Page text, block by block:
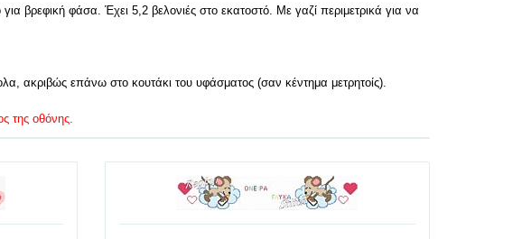
βρεφική φάσα. Έχει 5,2 βελονιές στο εκατοστό. Με γαζί περιμετρικά για να
ακριβώς επάνω στο κουτάκι του υφάσματος (σαν κέντημα μετρητοίς).
της οθόνης.